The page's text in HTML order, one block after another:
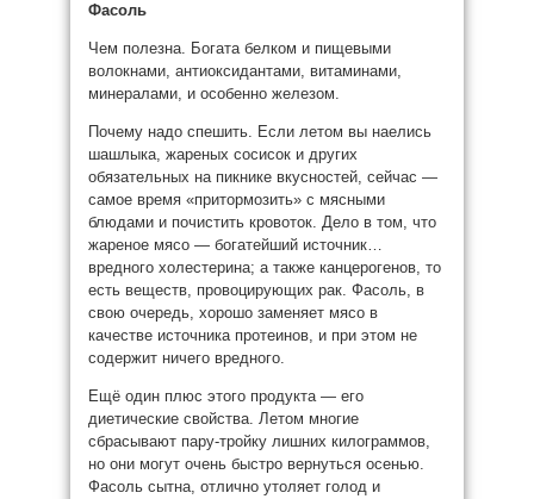
Фасоль
Чем полезна. Богата белком и пищевыми
волокнами, антиоксидантами, витаминами,
минералами, и особенно железом.
Почему надо спешить. Если летом вы наелись
шашлыка, жареных сосисок и других
обязательных на пикнике вкусностей, сейчас —
самое время «притормозить» с мясными
блюдами и почистить кровоток. Дело в том, что
жареное мясо — богатейший источник…
вредного холестерина; а также канцерогенов, то
есть веществ, провоцирующих рак. Фасоль, в
свою очередь, хорошо заменяет мясо в
качестве источника протеинов, и при этом не
содержит ничего вредного.
Ещё один плюс этого продукта — его
диетические свойства. Летом многие
сбрасывают пару-тройку лишних килограммов,
но они могут очень быстро вернуться осенью.
Фасоль сытна, отлично утоляет голод и